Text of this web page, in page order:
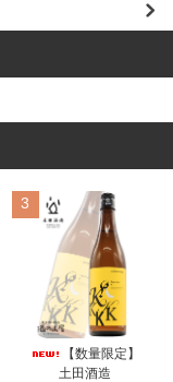
3
【数量限定】
土田酒造